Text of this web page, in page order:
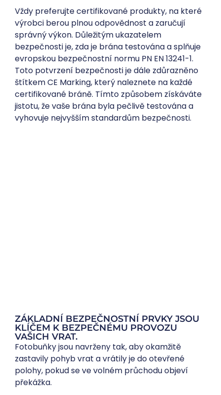
Vždy preferujte certifikované produkty, na které
výrobci berou plnou odpovědnost a zaručují
správný výkon. Důležitým ukazatelem
bezpečnosti je, zda je brána testována a splňuje
evropskou bezpečnostní normu PN EN 13241-1.
Toto potvrzení bezpečnosti je dále zdůrazněno
štítkem CE Marking, který naleznete na každé
certifikované bráně. Tímto způsobem získáváte
jistotu, že vaše brána byla pečlivě testována a
vyhovuje nejvyšším standardům bezpečnosti.
ZÁKLADNÍ BEZPEČNOSTNÍ PRVKY JSOU
KLÍČEM K BEZPEČNÉMU PROVOZU
VAŠICH VRAT.
Fotobuňky jsou navrženy tak, aby okamžitě
zastavily pohyb vrat a vrátily je do otevřené
polohy, pokud se ve volném průchodu objeví
překážka.